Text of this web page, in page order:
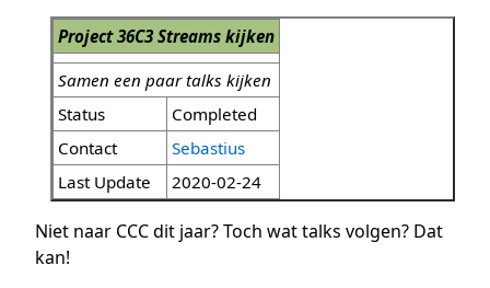
Project 36C3 Streams kijken
Samen een paar talks kijken
Status
Completed
Contact
Sebastius
Last Update
2020-02-24
Niet naar CCC dit jaar? Toch wat talks volgen? Dat
kan!